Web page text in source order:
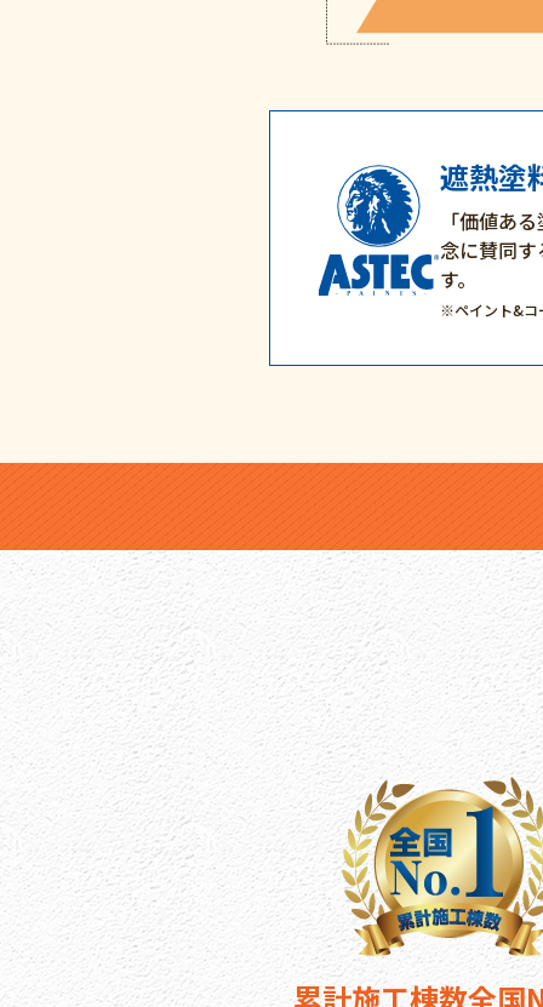
遮熱塗
「価値あ
念に賛同
す。
※ペイント&コ
累計施工棟数全国